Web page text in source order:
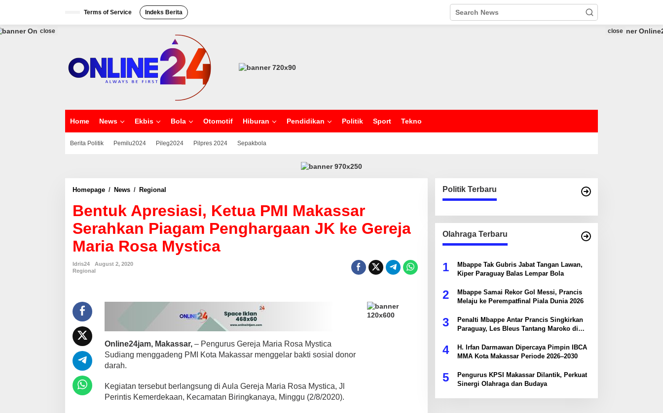
p
Terms of Service Indeks Berita
Home News Ekbis Bola Otomotif Hiburan Pendidikan Politik Sport Tekno
Berita Politik Pemilu2024 Pileg2024 Pilpres 2024 Sepakbola
close close
Homepage / News / Regional
n
t
u
k
A
p
s
K
e
u
M
I
Bentuk Apresiasi, Ketua PMI Makassar
Serahkan Piagam Penghargaan JK ke Gereja
Maria Rosa Mystica
Idris24
August 2, 2020
Regional
Online24jam, Makassar,– Pengurus Gereja Maria Rosa Mystica
Sudiang menggadeng PMI Kota Makassar menggelar bakti sosial donor
darah.
Kegiatan tersebut berlangsung di Aula Gereja Maria Rosa Mystica, Jl
Perintis Kemerdekaan, Kecamatan Biringkanaya, Minggu (2/8/2020).
Politik Terbaru
Olahraga Terbaru
1
Mbappe Tak Gubris Jabat Tangan Lawan,
Kiper Paraguay Balas Lempar Bola
2
Mbappe Samai Rekor Gol Messi, Prancis
Melaju ke Perempatfinal Piala Dunia 2026
3
Penalti Mbappe Antar Prancis Singkirkan
Paraguay, Les Bleus Tantang Maroko di
4
H. Irfan Darmawan Dipercaya Pimpin IBCA
MMA Kota Makassar Periode 2026–2030
5
Pengurus KPSI Makassar Dilantik, Perkuat
Sinergi Olahraga dan Budaya